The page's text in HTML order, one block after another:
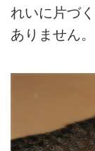
れいに片づ
ありません。